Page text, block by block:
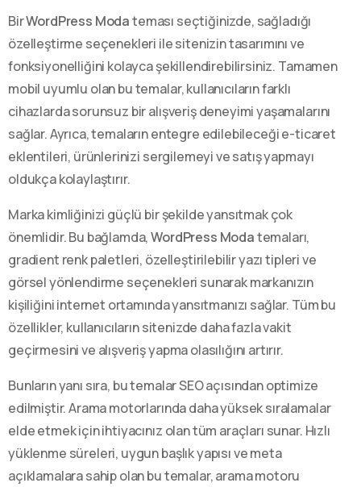
BirWordPress Modateması seçtiğinizde, sağladığı
özelleştirme seçenekleri ile sitenizin tasarımını ve
fonksiyonelliğini kolayca şekillendirebilirsiniz. Tamamen
mobil uyumlu olan bu temalar, kullanıcıların farklı
cihazlarda sorunsuz bir alışveriş deneyimi yaşamalarını
sağlar. Ayrıca, temaların entegre edilebileceği e-ticaret
eklentileri, ürünlerinizi sergilemeyi ve satış yapmayı
oldukça kolaylaştırır.
Marka kimliğinizi güçlü bir şekilde yansıtmak çok
önemlidir. Bu bağlamda,WordPress Modatemaları,
gradient renk paletleri, özelleştirilebilir yazı tipleri ve
görsel yönlendirme seçenekleri sunarak markanızın
kişiliğini internet ortamında yansıtmanızı sağlar. Tüm bu
özellikler, kullanıcıların sitenizde daha fazla vakit
geçirmesini ve alışveriş yapma olasılığını artırır.
Bunların yanı sıra, bu temalar SEO açısından optimize
edilmiştir. Arama motorlarında daha yüksek sıralamalar
elde etmek için ihtiyacınız olan tüm araçları sunar. Hızlı
yüklenme süreleri, uygun başlık yapısı ve meta
açıklamalara sahip olan bu temalar, arama motoru